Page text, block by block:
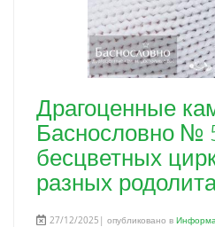
Драгоценные
Баснословно №
бесцветных
разных
27/12/2025| опубликовано в